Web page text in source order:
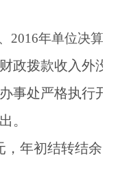
2016年单位决算
政拨款收入外没
事处严格执行开
。
年初结转结余